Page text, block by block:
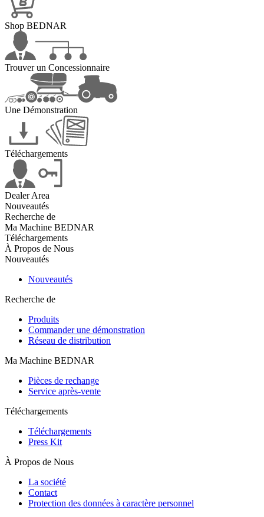
Shop BEDNAR
Trouver un Concessionnaire
Une Démonstration
Téléchargements
Dealer Area
Nouveautés
Recherche de
Ma Machine BEDNAR
Téléchargements
À Propos de Nous
Nouveautés
Nouveautés
Recherche de
Produits
Commander une démonstration
Réseau de distribution
Ma Machine BEDNAR
Pièces de rechange
Service après-vente
Téléchargements
Téléchargements
Press Kit
À Propos de Nous
La société
Contact
Protection des données à caractère personnel